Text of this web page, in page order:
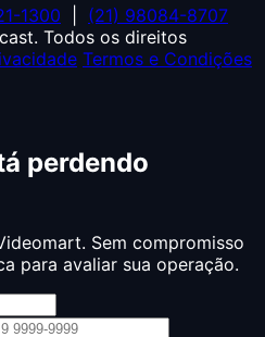
1300
(21) 98084-8707
Todos os direitos
Termos e Condições
perdendo
Sem compromisso
para avaliar sua operação.